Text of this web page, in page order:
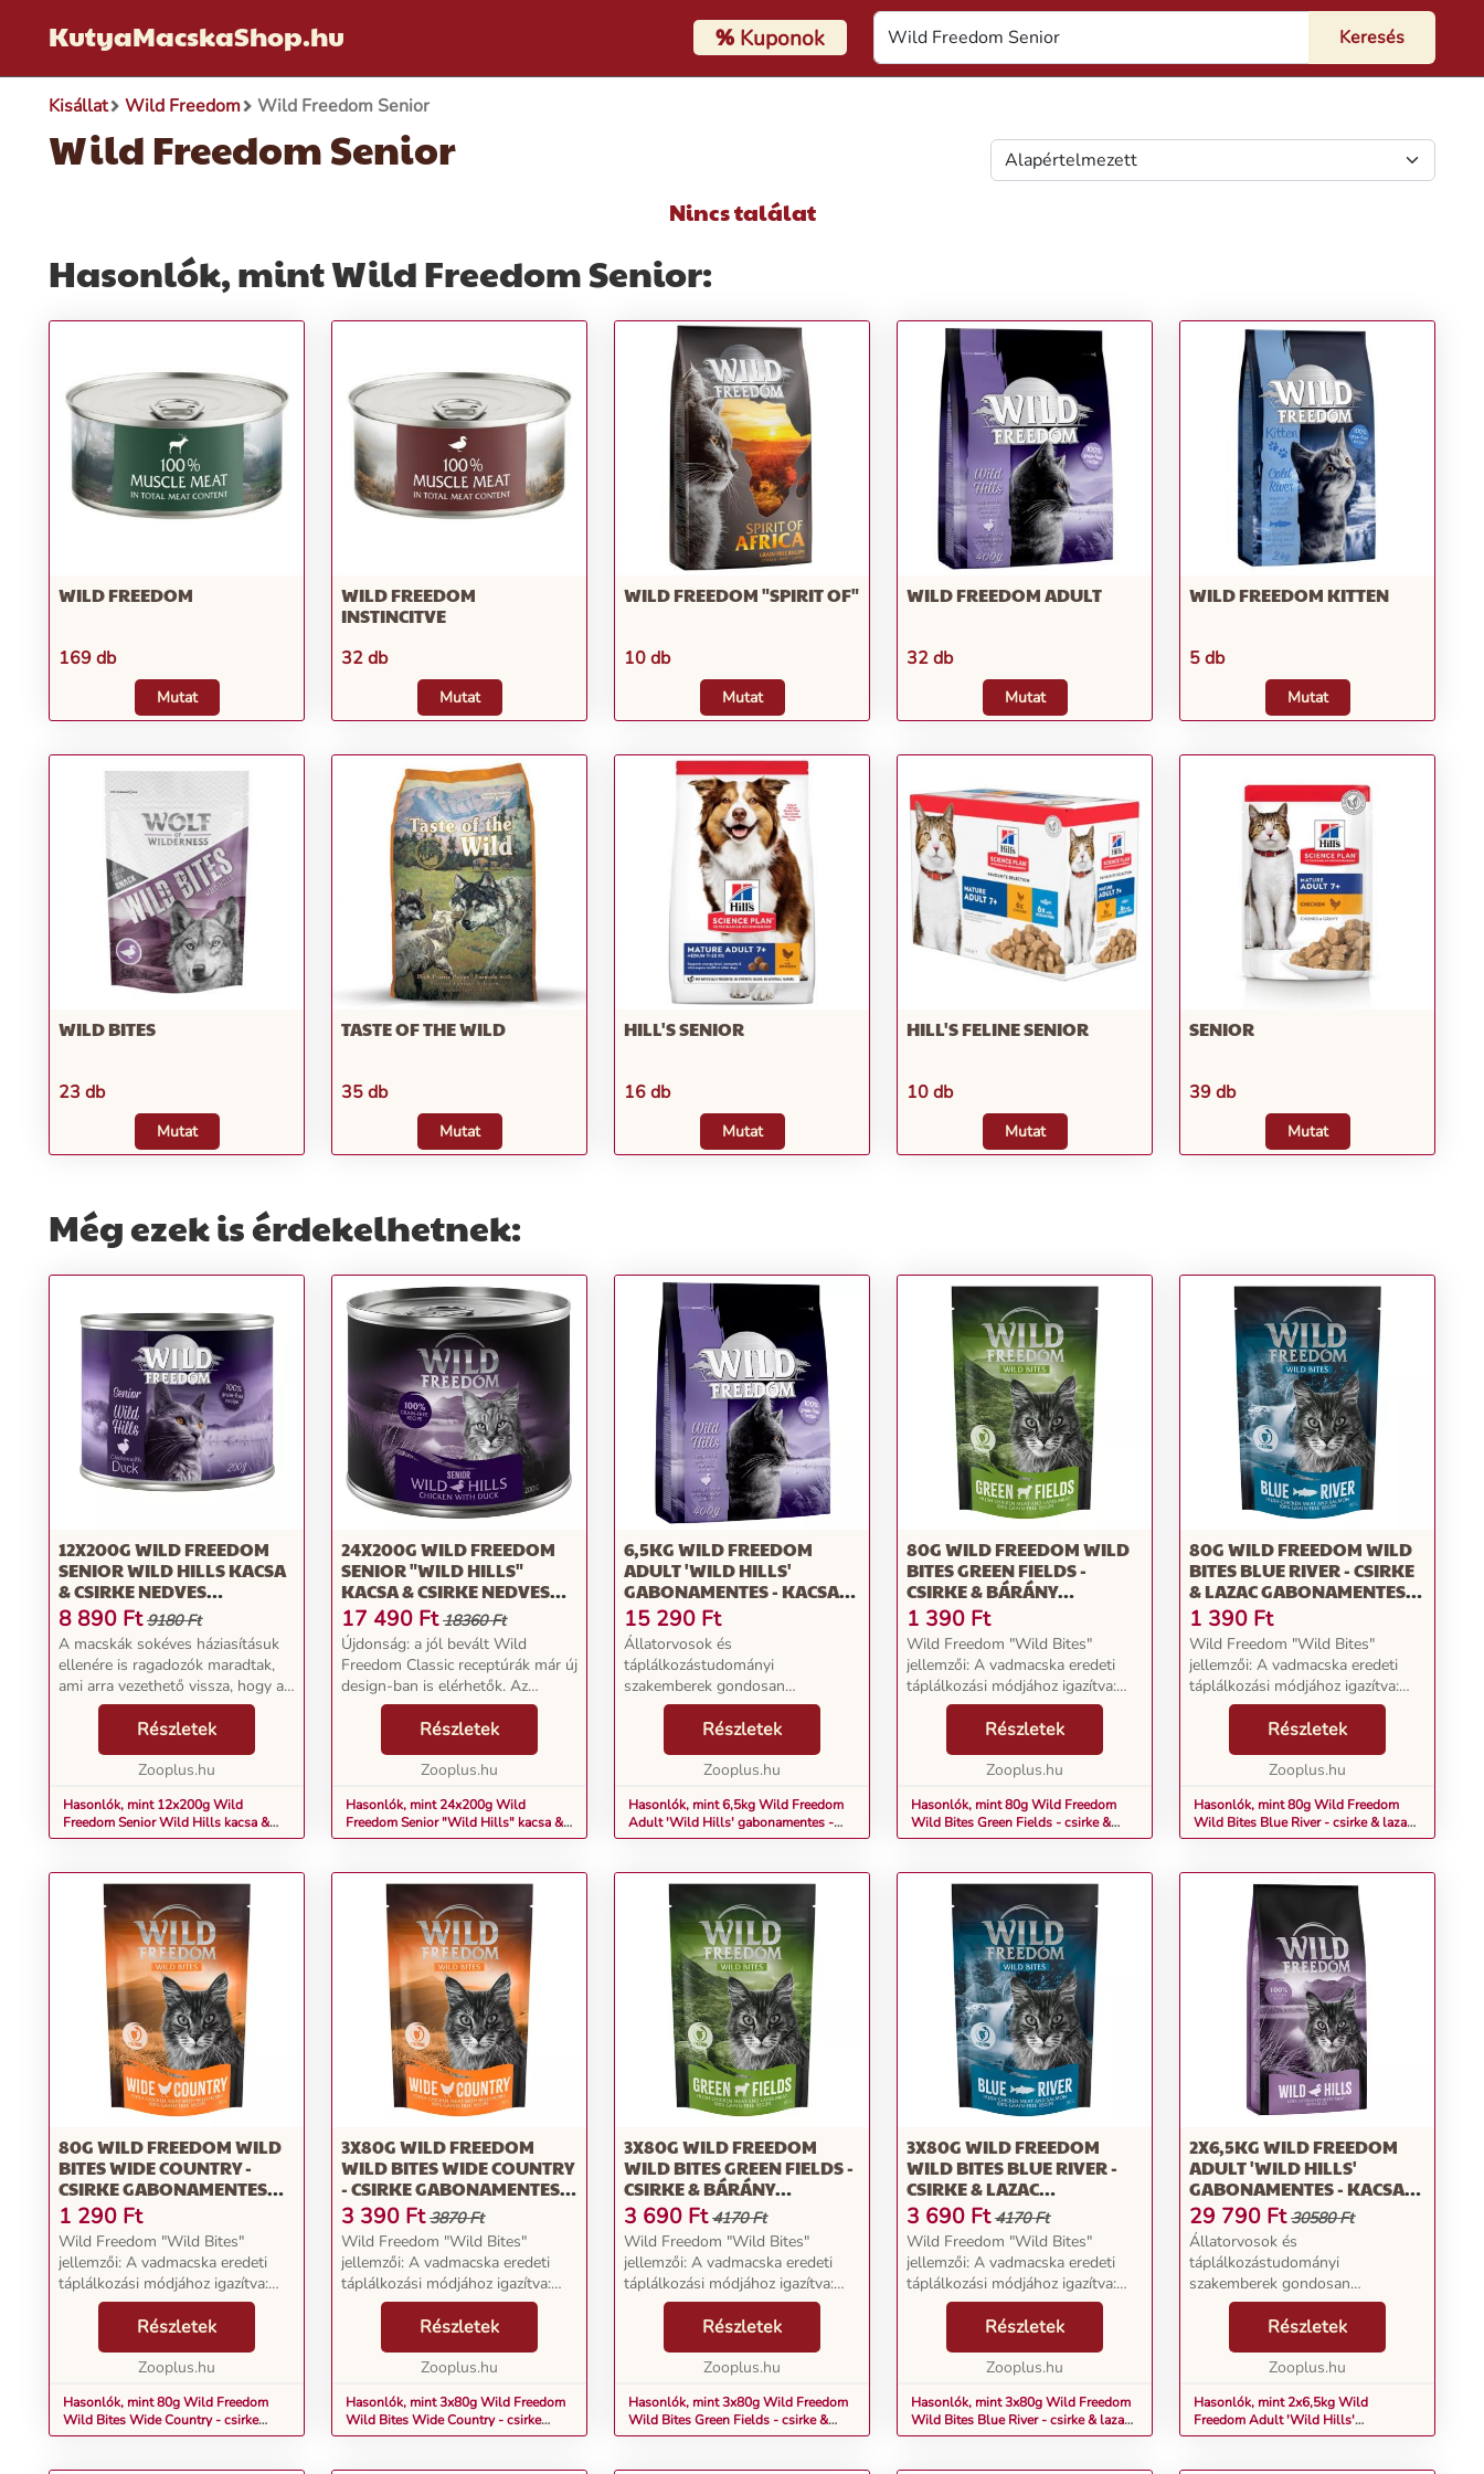
KutyaMacskaShop.hu %Kuponok
Kisállat Wild Freedom Wild Freedom Senior
Wild Freedom Senior
Nincs találat
Hasonlók, mint Wild Freedom Senior:
WILD FREEDOM
169 db
Mutat
WILD FREEDOM
INSTINCITVE
32 db
Mutat
WILD FREEDOM "SPIRIT OF"
10 db
Mutat
WILD FREEDOM ADULT
32 db
Mutat
WILD FREEDOM KITTEN
5 db
Mutat
WILD BITES
23 db
Mutat
TASTE OF THE WILD
35 db
Mutat
HILL'S SENIOR
16 db
Mutat
HILL'S FELINE SENIOR
10 db
Mutat
SENIOR
39 db
Mutat
Még ezek is érdekelhetnek:
12X200G WILD FREEDOM
SENIOR WILD HILLS KACSA
& CSIRKE NEDVES
MACSKATÁP
8 890 Ft 9180 Ft
A macskák sokéves háziasításuk
ellenére is ragadozók maradtak,
ami arra vezethető vissza, hogy a
vadmacskáktól származnak. Mára
az emberek igazi barátjává váltak,
mégis sok, vad őseikhez illő
Részletek
Zooplus.hu
Hasonlók, mint 12x200g Wild
Freedom Senior Wild Hills kacsa &
csirke nedves macskatáp
24X200G WILD FREEDOM
SENIOR "WILD HILLS"
KACSA & CSIRKE NEDVES
MACSKATÁP
17 490 Ft 18360 Ft
Újdonság: a jól bevált Wild
Freedom Classic receptúrák már új
design-ban is elérhetők. Az
átmeneti időszakban a
megrendelése kiszállított
termékek régi és új
csomagolásúak is lehetnek. A
Részletek
Zooplus.hu
Hasonlók, mint 24x200g Wild
Freedom Senior "Wild Hills" kacsa &
csirke nedves macskatáp
6,5KG WILD FREEDOM
ADULT 'WILD HILLS'
GABONAMENTES - KACSA
SZÁRAZ MACSKATÁP
15 290 Ft
Állatorvosok és
táplálkozástudományi
szakemberek gondosan
átdolgozták receptúráinkat, hogy
azok tükrözzék a legújabb
tudományos eredményeket - a
következetesen kiváló minőség, az
Részletek
Zooplus.hu
Hasonlók, mint 6,5kg Wild Freedom
Adult 'Wild Hills' gabonamentes -
kacsa száraz macskatáp
80G WILD FREEDOM WILD
BITES GREEN FIELDS -
CSIRKE & BÁRÁNY
GABONAMENTES
MACSKASNACK
1 390 Ft
Wild Freedom "Wild Bites"
jellemzői: A vadmacska eredeti
táplálkozási módjához igazítva:
bármely fajtájú és méretű
macskának 100%-ban
gabonamentes receptúra:
érzékeny macskák számára is
Részletek
Zooplus.hu
Hasonlók, mint 80g Wild Freedom
Wild Bites Green Fields - csirke &
bárány gabonamentes macskasnack
80G WILD FREEDOM WILD
BITES BLUE RIVER - CSIRKE
& LAZAC GABONAMENTES
MACSKASNACK
1 390 Ft
Wild Freedom "Wild Bites"
jellemzői: A vadmacska eredeti
táplálkozási módjához igazítva:
bármely fajtájú és méretű
macskának 100%-ban
gabonamentes receptúra:
érzékeny macskák számára is
Részletek
Zooplus.hu
Hasonlók, mint 80g Wild Freedom
Wild Bites Blue River - csirke & lazac
gabonamentes macskasnack
80G WILD FREEDOM WILD
BITES WIDE COUNTRY -
CSIRKE GABONAMENTES
MACSKASNACK
1 290 Ft
Wild Freedom "Wild Bites"
jellemzői: A vadmacska eredeti
táplálkozási módjához igazítva:
bármely fajtájú és méretű
macskának 100%-ban
gabonamentes receptúra:
érzékeny macskák számára is
Részletek
Zooplus.hu
Hasonlók, mint 80g Wild Freedom
Wild Bites Wide Country - csirke
gabonamentes macskasnack
3X80G WILD FREEDOM
WILD BITES WIDE COUNTRY
- CSIRKE GABONAMENTES
MACSKASNACK
3 390 Ft 3870 Ft
Wild Freedom "Wild Bites"
jellemzői: A vadmacska eredeti
táplálkozási módjához igazítva:
bármely fajtájú és méretű
macskának 100%-ban
gabonamentes receptúra:
érzékeny macskák számára is
Részletek
Zooplus.hu
Hasonlók, mint 3x80g Wild Freedom
Wild Bites Wide Country - csirke
gabonamentes macskasnack
3X80G WILD FREEDOM
WILD BITES GREEN FIELDS -
CSIRKE & BÁRÁNY
GABONAMENTES
MACSKASNACK
3 690 Ft 4170 Ft
Wild Freedom "Wild Bites"
jellemzői: A vadmacska eredeti
táplálkozási módjához igazítva:
bármely fajtájú és méretű
macskának 100%-ban
gabonamentes receptúra:
érzékeny macskák számára is
Részletek
Zooplus.hu
Hasonlók, mint 3x80g Wild Freedom
Wild Bites Green Fields - csirke &
bárány gabonamentes macskasnack
3X80G WILD FREEDOM
WILD BITES BLUE RIVER -
CSIRKE & LAZAC
GABONAMENTES
MACSKASNACK
3 690 Ft 4170 Ft
Wild Freedom "Wild Bites"
jellemzői: A vadmacska eredeti
táplálkozási módjához igazítva:
bármely fajtájú és méretű
macskának 100%-ban
gabonamentes receptúra:
érzékeny macskák számára is
Részletek
Zooplus.hu
Hasonlók, mint 3x80g Wild Freedom
Wild Bites Blue River - csirke & lazac
gabonamentes macskasnack
2X6,5KG WILD FREEDOM
ADULT 'WILD HILLS'
GABONAMENTES - KACSA
SZÁRAZ MACSKATÁP
29 790 Ft 30580 Ft
Állatorvosok és
táplálkozástudományi
szakemberek gondosan
átdolgozták receptúráinkat, hogy
azok tükrözzék a legújabb
tudományos eredményeket - a
következetesen kiváló minőség, az
Részletek
Zooplus.hu
Hasonlók, mint 2x6,5kg Wild
Freedom Adult 'Wild Hills'
gabonamentes - kacsa száraz